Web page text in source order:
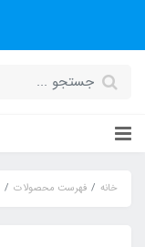
خانه فهرست محصولات